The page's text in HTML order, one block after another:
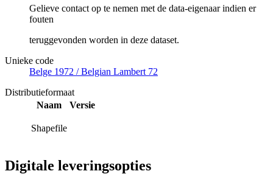
Gelieve contact op te nemen met de data-eigenaar indien er
fouten
teruggevonden worden in deze dataset.
Unieke code
Belge 1972 / Belgian Lambert 72
Distributieformaat
Naam
Versie
Shapefile
Digitale leveringsopties